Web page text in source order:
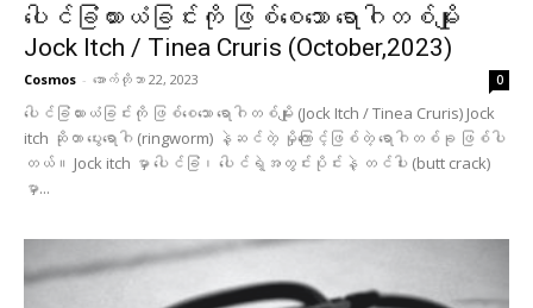
ပေါင်ခြံယားယံခြင်းကို ဖြစ်စေသော ရောဂါတစ်မျိုး
Jock Itch / Tinea Cruris (October,2023)
Cosmos - အောက်တိုဘာ 22, 2023 0
ပေါင်ခြံယားယံခြင်းကို ဖြစ်စေသော ရောဂါတစ်မျိုး (Jock Itch / Tinea Cruris) Jock
itch ဆိုတာ ပွေးရောဂါ (ringworm) နဲ့ဆင်တဲ့ မှိုကြောင့်ဖြစ်တဲ့ ရောဂါတစ်ခု ဖြစ်ပါ
တယ်။ Jock itch မှာ ပေါင်ခြံ၊ ပေါင်ရဲ့အတွင်းပိုင်းနဲ့ တင်ပါး (butt crack)
မှာ...